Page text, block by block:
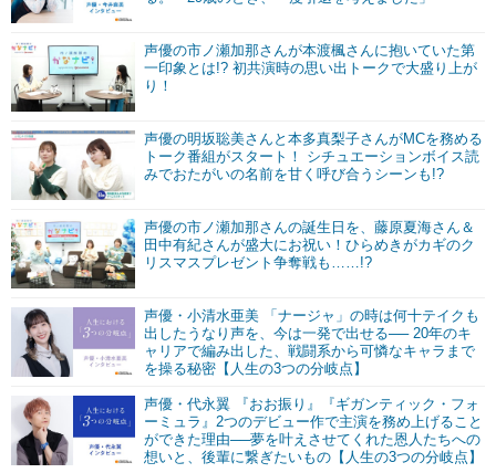
声優の市ノ瀬加那さんが本渡楓さんに抱いていた第
一印象とは!? 初共演時の思い出トークで大盛り上が
り！
声優の明坂聡美さんと本多真梨子さんがMCを務める
トーク番組がスタート！ シチュエーションボイス読
みでおたがいの名前を甘く呼び合うシーンも!?
声優の市ノ瀬加那さんの誕生日を、藤原夏海さん＆
田中有紀さんが盛大にお祝い！ひらめきがカギのク
リスマスプレゼント争奪戦も……!?
声優・小清水亜美 「ナージャ」の時は何十テイクも
出したうなり声を、今は一発で出せる── 20年のキ
ャリアで編み出した、戦闘系から可憐なキャラまで
を操る秘密【人生の3つの分岐点】
声優・代永翼 『おお振り』『ギガンティック・フォ
ーミュラ』2つのデビュー作で主演を務め上げること
ができた理由──夢を叶えさせてくれた恩人たちへの
想いと、後輩に繋ぎたいもの【人生の3つの分岐点】